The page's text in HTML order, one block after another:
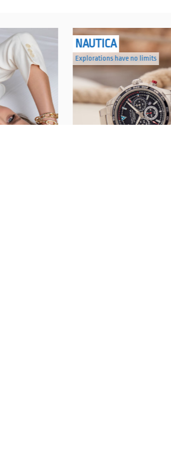
NAUTICA
Explorations have no limits